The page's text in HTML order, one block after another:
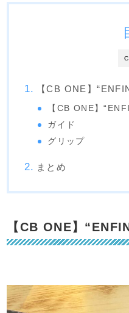
【CB ONE】
【CB ONE】
ガイド
グリップ
まとめ
【CB ONE】